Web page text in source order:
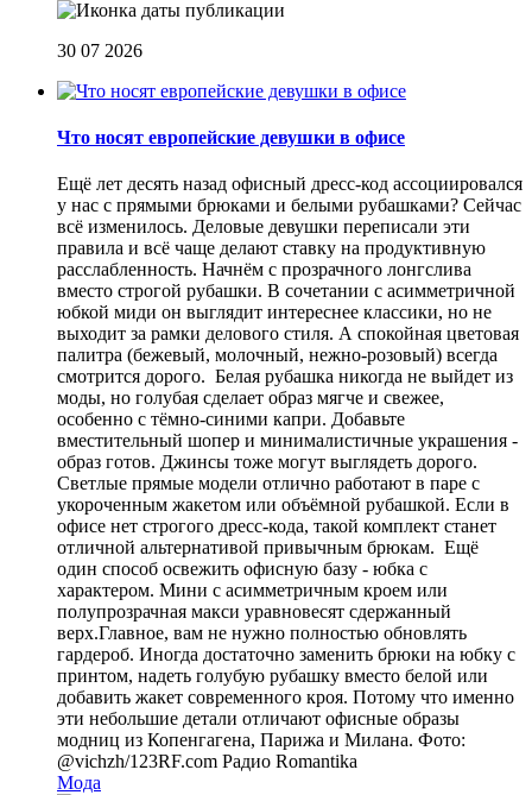
30 07 2026
Что носят европейские девушки в офисе
Ещё лет десять назад офисный дресс-код ассоциировался
у нас с прямыми брюками и белыми рубашками? Сейчас
всё изменилось. Деловые девушки переписали эти
правила и всё чаще делают ставку на продуктивную
расслабленность. Начнём с прозрачного лонгслива
вместо строгой рубашки. В сочетании с асимметричной
юбкой миди он выглядит интереснее классики, но не
выходит за рамки делового стиля. А спокойная цветовая
палитра (бежевый, молочный, нежно-розовый) всегда
смотрится дорого. Белая рубашка никогда не выйдет из
моды, но голубая сделает образ мягче и свежее,
особенно с тёмно-синими капри. Добавьте
вместительный шопер и минималистичные украшения -
образ готов. Джинсы тоже могут выглядеть дорого.
Светлые прямые модели отлично работают в паре с
укороченным жакетом или объёмной рубашкой. Если в
офисе нет строгого дресс-кода, такой комплект станет
отличной альтернативой привычным брюкам. Ещё
один способ освежить офисную базу - юбка с
характером. Мини с асимметричным кроем или
полупрозрачная макси уравновесят сдержанный
верх.Главное, вам не нужно полностью обновлять
гардероб. Иногда достаточно заменить брюки на юбку с
принтом, надеть голубую рубашку вместо белой или
добавить жакет современного кроя. Потому что именно
эти небольшие детали отличают офисные образы
модниц из Копенгагена, Парижа и Милана. Фото:
@vichzh/123RF.com Радио Romantika
Мода